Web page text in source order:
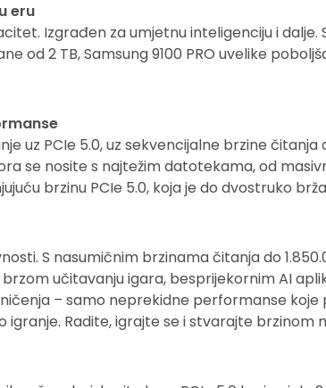
eru
Izgrađen za umjetnu inteligenciju i
od 2 TB, Samsung 9100 PRO uvelike
uz PCIe 5.0, uz sekvencijalne brzine
se nosite s najtežim datotekama, od
brzinu PCIe 5.0, koja je do dvostruko
S nasumičnim brzinama čitanja do
brzom učitavanju igara, besprijekornim AI
– samo neprekidne performanse
igranje. Radite, igrajte se i stvarajte brzinom